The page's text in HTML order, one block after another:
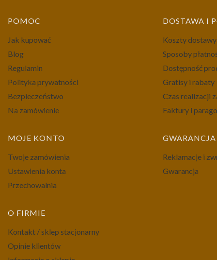
Linki w stopce
POMOC
Jak kupować
Blog
Regulamin
Polityka prywatności
Bezpieczeństwo
Na zamówienie
DOSTAWA I
Koszty dostawy
Sposoby
Dostępność
Gratisy i rabaty
Czas realizacji
Faktury i
MOJE KONTO
Twoje zamówienia
Ustawienia konta
Przechowalnia
Reklamacje i
Gwarancja
O FIRMIE
Kontakt / sklep stacjonarny
Opinie klientów